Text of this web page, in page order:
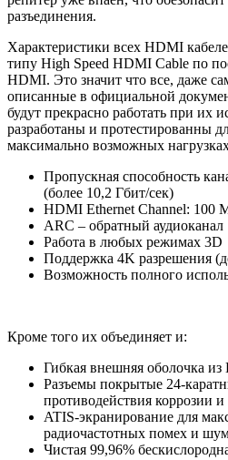
разъединения.
Характеристики всех HDMI
типу High Speed HDMI Cable по
HDMI. Это значит что все, даже
описанные в официальной
будут прекрасно работать при их
разработаны и протестированны
максимально возможных
Пропускная способность
(более 10,2 Гбит/сек)
HDMI Ethernet Channel: 100
ARC – обратный аудиоканал
Работа в любых режимах 3D
Поддержка 4K разрешения
Возможность полного
Кроме того их объединяет и:
Гибкая внешняя оболочка
Разъемы покрытые 24-
противодействия коррозии
ATIS-экранирование для
радиочастотных помех и
Чистая 99,96%